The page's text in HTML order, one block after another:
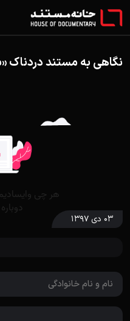
نگاهی به مستند دردناک
۰۳ دی ۱۳۹۷